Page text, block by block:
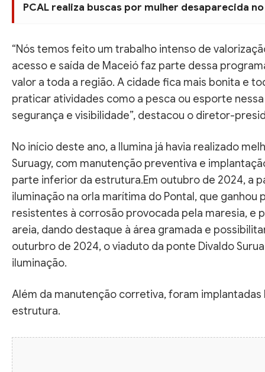
PCAL realiza buscas por mulher desaparecida
“Nós temos feito um trabalho intenso de
acesso e saída de Maceió faz parte dessa
valor a toda a região. A cidade fica mais bonita e
praticar atividades como a pesca ou esporte
segurança e visibilidade”, destacou o diretor-
No início deste ano, a Ilumina já havia realizado
Suruagy, com manutenção preventiva e
parte inferior da estrutura.Em outubro de 2024, a
iluminação na orla marítima do Pontal, que
resistentes à corrosão provocada pela maresia, e
areia, dando destaque à área gramada e
outurbro de 2024, o viaduto da ponte Divaldo
iluminação.
Além da manutenção corretiva, foram
estrutura.